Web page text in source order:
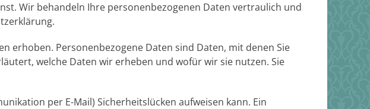
Wir behandeln Ihre personenbezogenen Daten vertraulich und
erhoben. Personenbezogene Daten sind Daten, mit denen Sie
welche Daten wir erheben und wofür wir sie nutzen. Sie
per E-Mail) Sicherheitslücken aufweisen kann. Ein